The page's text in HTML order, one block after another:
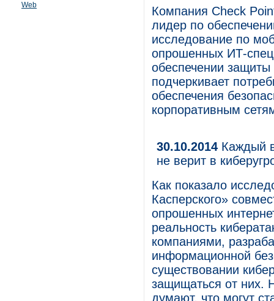
Web
Компания Check
лидер по
исследование по
опрошенных ИТ-
обеспечении
подчеркивает
обеспечения
корпоративным
30.10.2014 Каждый
не верит в
Как показало
Касперского»
опрошенных
реальность
компаниями,
информационной
существовании
защищаться от них.
думают, что могут